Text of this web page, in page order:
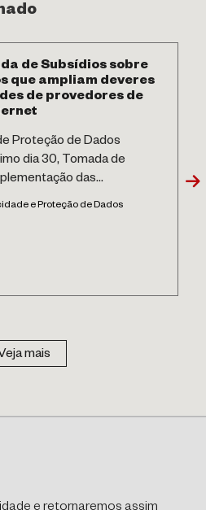
de Subsídios sobre
que ampliam deveres
de provedores de
Proteção de Dados
dia 30, Tomada de
das...
e Proteção de Dados
mais